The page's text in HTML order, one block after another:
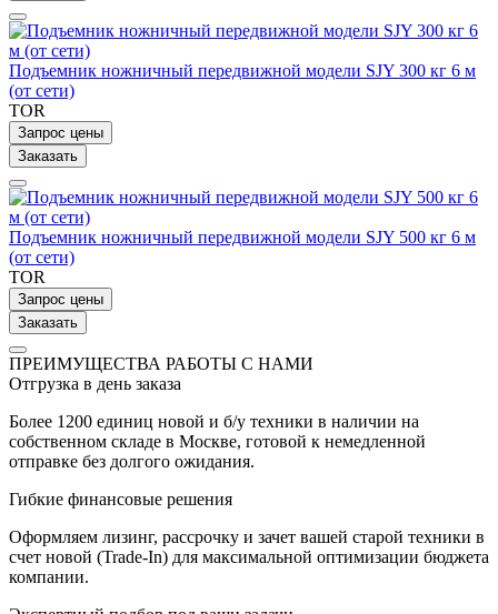
Подъемник ножничный передвижной модели SJY 300 кг 6 м
(от сети)
TOR
Запрос цены
Заказать
Подъемник ножничный передвижной модели SJY 500 кг 6 м
(от сети)
TOR
Запрос цены
Заказать
ПРЕИМУЩЕСТВА РАБОТЫ С НАМИ
Отгрузка в день заказа
Более 1200 единиц новой и б/у техники в наличии на
собственном складе в Москве, готовой к немедленной
отправке без долгого ожидания.
Гибкие финансовые решения
Оформляем лизинг, рассрочку и зачет вашей старой техники в
счет новой (Trade-In) для максимальной оптимизации бюджета
компании.